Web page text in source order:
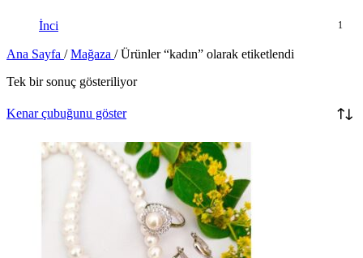
İnci 1
Ana Sayfa / Mağaza / Ürünler “kadın” olarak etiketlendi
Tek bir sonuç gösteriliyor
Kenar çubuğunu göster